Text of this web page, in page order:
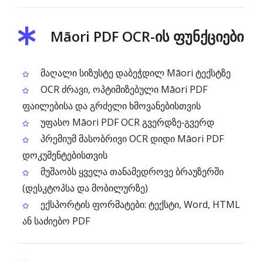
Māori PDF OCR-ის ფუნქციები
მაღალი სიზუსტე დაბეჭდილ Māori ტექსტზე
OCR ძრავი, ოპტიმიზებული Māori PDF
ფაილებისა და გრძელი ხმოვანებისთვის
უფასო Māori PDF OCR გვერდზე‑გვერდ
პრემიუმ მასობრივი OCR დიდი Māori PDF
დოკუმენტებისთვის
მუშაობს ყველა თანამედროვე ბრაუზერში
(დესკტოპსა და მობილურზე)
ექსპორტის ფორმატები: ტექსტი, Word, HTML
ან საძიებო PDF